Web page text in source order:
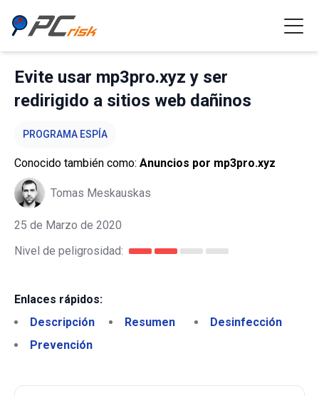
Evite usar mp3pro.xyz y ser
redirigido a sitios web dañinos
PROGRAMA ESPÍA
Conocido también como: Anuncios por mp3pro.xyz
Tomas Meskauskas
25 de Marzo de 2020
Nivel de peligrosidad:
Enlaces rápidos:
Descripción
Resumen
Desinfección
Prevención